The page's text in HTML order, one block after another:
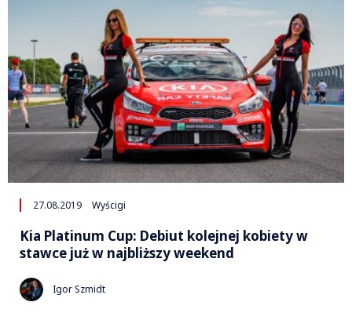
27.08.2019 Wyścigi
Kia Platinum Cup: Debiut kolejnej kobiety w
stawce już w najbliższy weekend
Igor Szmidt